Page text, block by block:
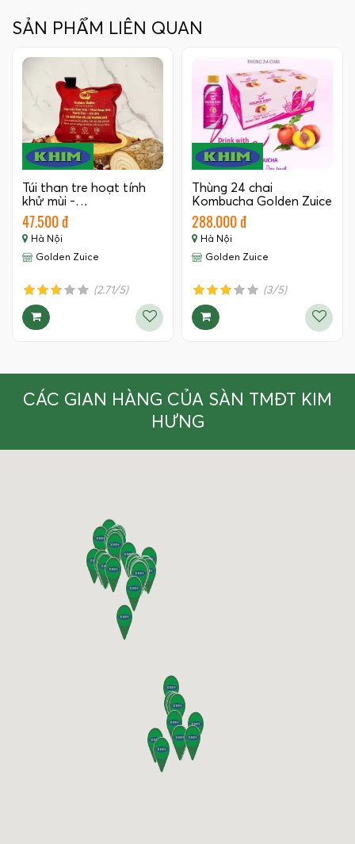
SẢN PHẨM LIÊN QUAN
Túi than tre hoạt tính
khử mùi -…
47.500 đ
Hà Nội
Golden Zuice
(2.71/5)
Thùng 24 chai
Kombucha Golden Zuice
350 ML
288.000 đ
Hà Nội
Golden Zuice
(3/5)
CÁC GIAN HÀNG CỦA SÀN TMĐT KIM
HƯNG